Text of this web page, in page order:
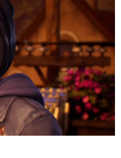
« Le Vent dand les Saules » - Une Belle Histoire !
Yoshi and the mysterious book